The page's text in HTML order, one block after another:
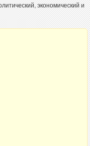
экономический и